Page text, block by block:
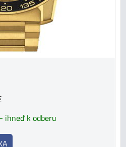
ihneď k odberu